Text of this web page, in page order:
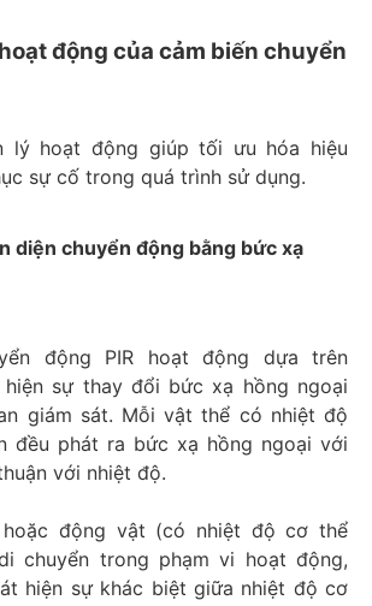
động của cảm biến chuyển
lý hoạt động giúp tối ưu hóa hiệu
sự cố trong quá trình sử dụng.
diện chuyển động bằng bức xạ
động PIR hoạt động dựa trên
sự thay đổi bức xạ hồng ngoại
giám sát. Mỗi vật thể có nhiệt độ
đều phát ra bức xạ hồng ngoại với
với nhiệt độ.
động vật (có nhiệt độ cơ thể
chuyển trong phạm vi hoạt động,
hiện sự khác biệt giữa nhiệt độ cơ